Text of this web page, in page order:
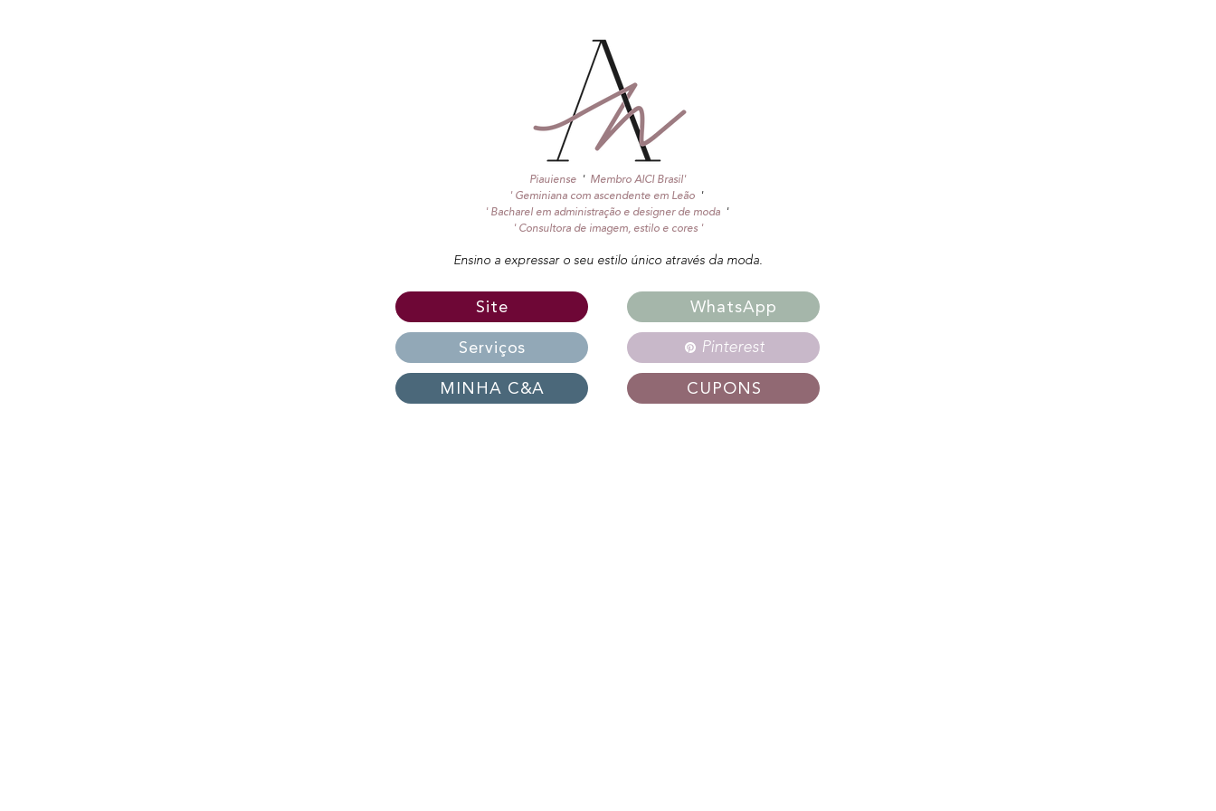
Piauiense ' Membro AICI Brasil'
' Geminiana com ascendente em Leão
'
' Bacharel em administração e designer de moda
'
' Consultora de imagem, estilo e cores '
Ensino a expressar o seu estilo único através da moda.
Site
Serviços
MINHA C&A
WhatsApp
Pinterest
CUPONS